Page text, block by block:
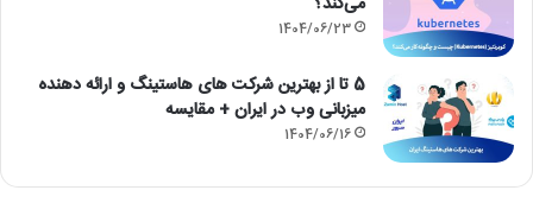
1404/06/23
5 تا از بهترین شرکت های هاستینگ و ارائه دهنده
میزبانی وب در ایران + مقایسه
1404/06/16